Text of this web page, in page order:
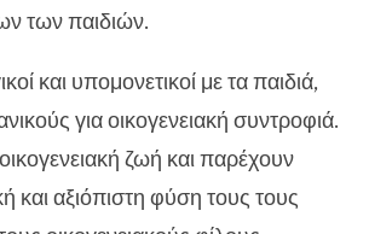
των παιδιών.
και υπομονετικοί με τα παιδιά,
για οικογενειακή συντροφιά.
ζωή και παρέχουν
και αξιόπιστη φύση τους τους